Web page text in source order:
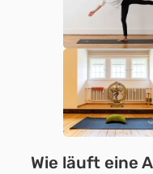
Wie läuft eine